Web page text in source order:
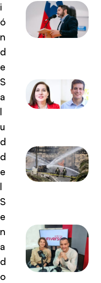
i
ó
n
d
e
S
a
l
u
d
d
e
l
S
e
n
a
d
o